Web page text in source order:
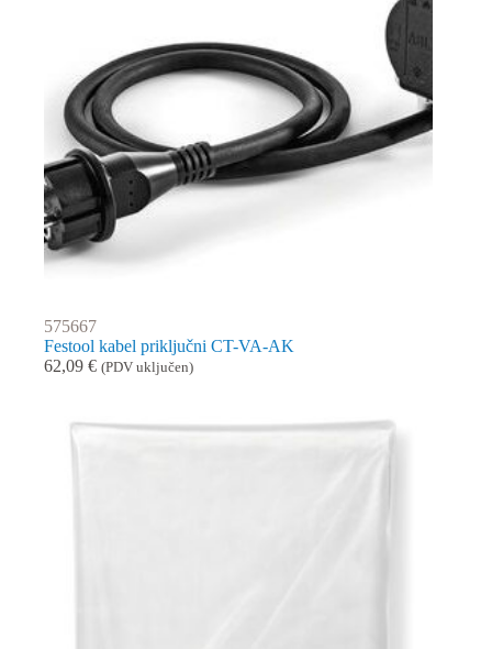
575667
Festool kabel priključni CT-VA-AK
62,09 € (PDV uključen)